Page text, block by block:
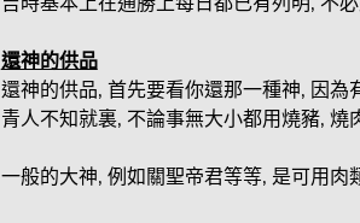
還神的供品
還神的供品, 首先要看你還那一種神, 因
青人不知就裏, 不論事無大小都用燒豬, 燒
一般的大神, 例如關聖帝君等等, 是可用肉